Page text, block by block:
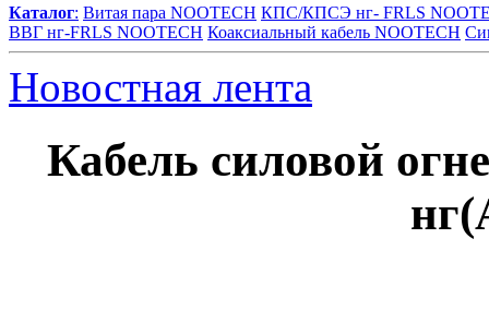
Каталог: Витая пара NOOTECH КПС/КПСЭ нг- FRLS
ВВГ нг-FRLS NOOTECH Коаксиальный кабель NOOTECH
Новостная лента
Кабель силовой